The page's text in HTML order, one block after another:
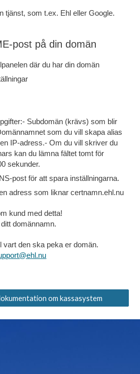
tjänst, som t.ex. Ehl eller Google.
post på din domän
där du har din domän
Subdomän (krävs) som blir
som du vill skapa alias
IP-adress.- Om du vill skriver du
kan du lämna fältet tomt för
sekunder.
post för att spara inställningarna.
kund med detta!
domännamn.
vart den ska peka er domän.
om kassasystem